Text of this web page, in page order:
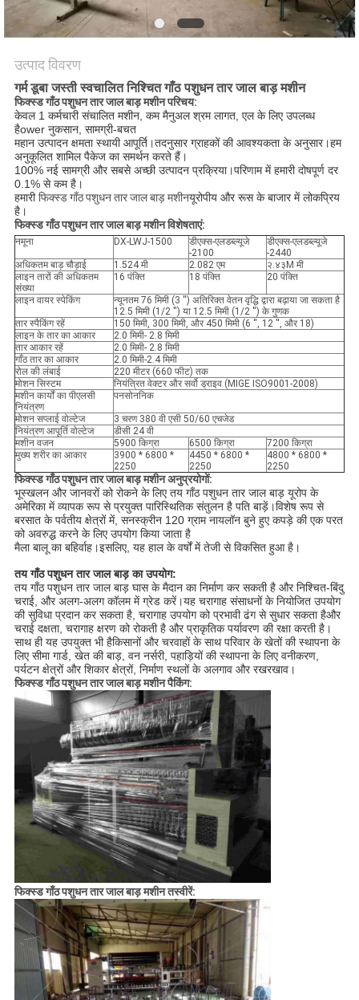
PRIVACY
POLICY
उत्पाद विवरण
गर्म डूबा जस्ती स्वचालित निश्चित गाँठ पशुधन तार जाल बाड़ मशीन
फिक्स्ड गाँठ पशुधन तार जाल बाड़ मशीन परिचय:
केवल 1 कर्मचारी संचालित मशीन, कम मैनुअल श्रम लागत, एल के लिए उपलब्ध
हैower नुकसान, सामग्री-बचत
महान उत्पादन क्षमता स्थायी आपूर्ति।तदनुसार ग्राहकों की आवश्यकता के अनुसार।हम
अनुकूलित शामिल पैकेज का समर्थन करते हैं।
100% नई सामग्री और सबसे अच्छी उत्पादन प्रक्रिया।परिणाम में हमारी दोषपूर्ण दर
0.1% से कम है।
हमारी फिक्स्ड गाँठ पशुधन तार जाल बाड़ मशीनयूरोपीय और रूस के बाजार में लोकप्रिय
है।
फिक्स्ड गाँठ पशुधन तार जाल बाड़ मशीन विशेषताएं:
नमूना DX-LWJ-1500
डीएक्स-एलडब्ल्यूजे
-2100
डीएक्स-एलडब्ल्यूजे
-2440
अधिकतम बाड़ चौड़ाई
1.524 मी 2.082 एम
२.४३M मी
लाइन तारों की अधिकतम
संख्या
16 पंक्ति 18 पंक्ति 20 पंक्ति
लाइन वायर स्पेकिंग
न्यूनतम 76 मिमी (3 '') अतिरिक्त वेतन वृद्धि द्वारा बढ़ाया जा सकता है
12.5 मिमी (1/2 '') या 12.5 मिमी (1/2 '') के गुणक
तार स्पैकिंग रहें
150 मिमी, 300 मिमी, और 450 मिमी (6 '', 12 '', और 18)
लाइन के तार का आकार
2.0 मिमी- 2.8 मिमी
तार आकार रहें
2.0 मिमी- 2.8 मिमी
गाँठ तार का आकार
2.0 मिमी-2.4 मिमी
रोल की लंबाई
220 मीटर (660 फीट) तक
मोशन सिस्टम
नियंत्रित वेक्टर और सर्वो ड्राइव (MIGE ISO9001-2008)
मशीन कार्यों का पीएलसी
नियंत्रण
पनसोननिक
मोशन सप्लाई वोल्टेज
3 चरण 380 वी एसी 50/60 एचजेड
नियंत्रण आपूर्ति वोल्टेज
डीसी 24 वी
मशीन वजन
5900 किग्रा 6500 किग्रा
7200 किग्रा
मुख्य शरीर का आकार
3900 * 6800 *
2250
4450 * 6800 *
2250
4800 * 6800 *
2250
फिक्स्ड गाँठ पशुधन तार जाल बाड़ मशीन अनुप्रयोगों:
भूस्खलन और जानवरों को रोकने के लिए तय गाँठ पशुधन तार जाल बाड़ यूरोप के
अमेरिका में व्यापक रूप से प्रयुक्त पारिस्थितिक संतुलन है पति बाड़ें।विशेष रूप से
बरसात के पर्वतीय क्षेत्रों में, सनस्क्रीन 120 ग्राम नायलॉन बुने हुए कपड़े की एक परत
को अवरुद्ध करने के लिए उपयोग किया जाता है
मैला बालू का बहिर्वाह।इसलिए, यह हाल के वर्षों में तेजी से विकसित हुआ है।
तय गाँठ पशुधन तार जाल बाड़ का उपयोग:
तय गाँठ पशुधन तार जाल बाड़ घास के मैदान का निर्माण कर सकती है और निश्चित-बिंदु
चराई, और अलग-अलग कॉलम में ग्रेड करें।यह चरागाह संसाधनों के नियोजित उपयोग
की सुविधा प्रदान कर सकता है, चरागाह उपयोग को प्रभावी ढंग से सुधार सकता हैऔर
चराई दक्षता, चरागाह क्षरण को रोकती है और प्राकृतिक पर्यावरण की रक्षा करती है।
साथ ही यह उपयुक्त भी हैकिसानों और चरवाहों के साथ परिवार के खेतों की स्थापना के
लिए सीमा गार्ड, खेत की बाड़, वन नर्सरी, पहाड़ियों की स्थापना के लिए वनीकरण,
पर्यटन क्षेत्रों और शिकार क्षेत्रों, निर्माण स्थलों के अलगाव और रखरखाव।
फिक्स्ड गाँठ पशुधन तार जाल बाड़ मशीन पैकिंग:
फिक्स्ड गाँठ पशुधन तार जाल बाड़ मशीन तस्वीरें: